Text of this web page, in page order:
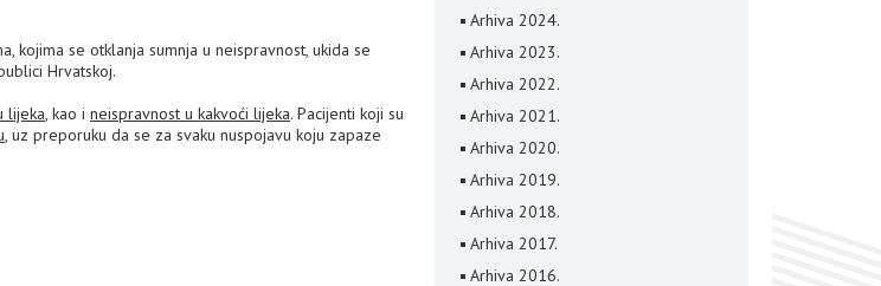
se otklanja sumnja u neispravnost, ukida se
Hrvatskoj.
lijeka, kao i neispravnost u kakvoći lijeka. Pacijenti koji su
, uz preporuku da se za svaku nuspojavu koju zapaze
Arhiva 2024.
Arhiva 2023.
Arhiva 2022.
Arhiva 2021.
Arhiva 2020.
Arhiva 2019.
Arhiva 2018.
Arhiva 2017.
Arhiva 2016.